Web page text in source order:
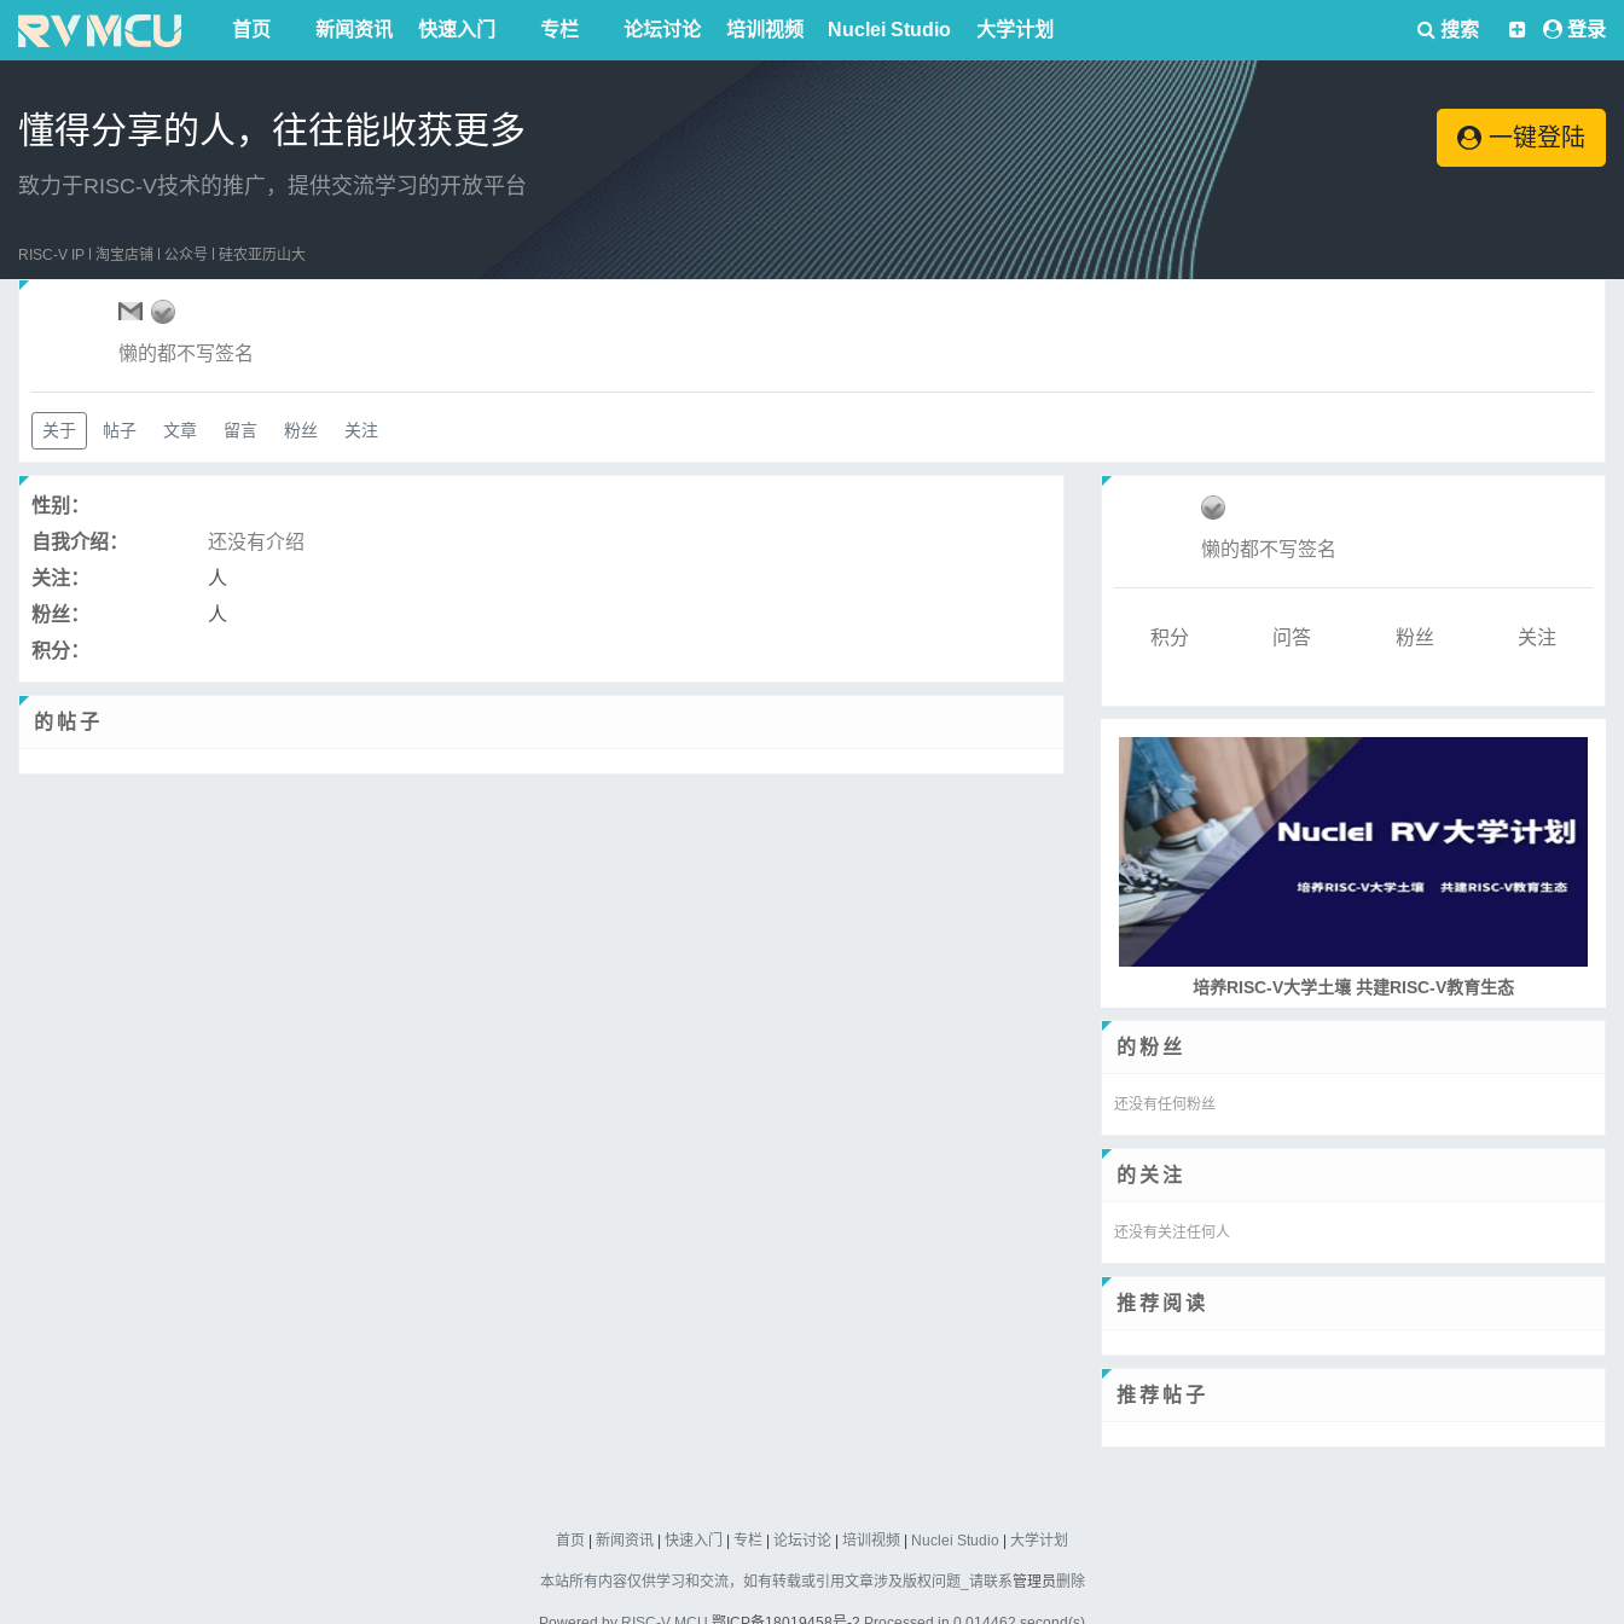
首页 新闻资讯 快速入门 专栏 论坛讨论 培训视频 Nuclei Studio 大学计划 搜索 登录
懂得分享的人，往往能收获更多
致力于RISC-V技术的推广，提供交流学习的开放平台
一键登陆
RISC-V IP 淘宝店铺 公众号 硅农亚历山大
懒的都不写签名
关于 帖子 文章 留言 粉丝 关注
性别：
自我介绍：
还没有介绍
关注：
人
粉丝：
人
积分：
的帖子
懒的都不写签名
积分 问答 粉丝 关注
RISC-V处理器设计系列课程
的粉丝
还没有任何粉丝
的关注
还没有关注任何人
推荐阅读
推荐帖子
首页 新闻资讯 快速入门 专栏 论坛讨论 培训视频 Nuclei Studio 大学计划
本站所有内容仅供学习和交流，如有转载或引用文章涉及版权问题_请联系管理员删除